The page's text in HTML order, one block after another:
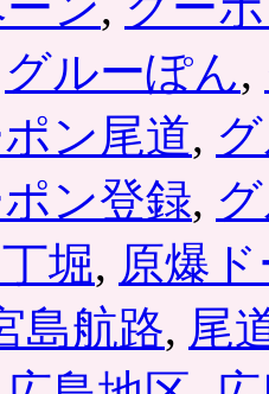
グルーぽん,
ン尾道,
ン登録,
堀, 原爆
島航路, 尾